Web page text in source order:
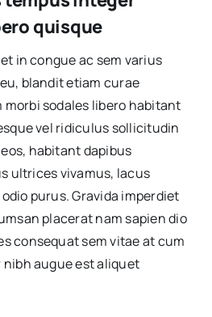
quisque
in congue ac sem varius
blandit etiam curae
sodales libero habitant
vel ridiculus sollicitudin
habitant dapibus
ultrices vivamus, lacus
purus. Gravida imperdiet
placerat nam sapien dio
consequat sem vitae at cum
augue est aliquet